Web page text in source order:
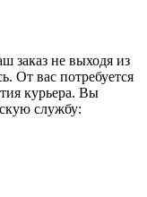
заказ не выходя из
От вас потребуется
курьера. Вы
службу: